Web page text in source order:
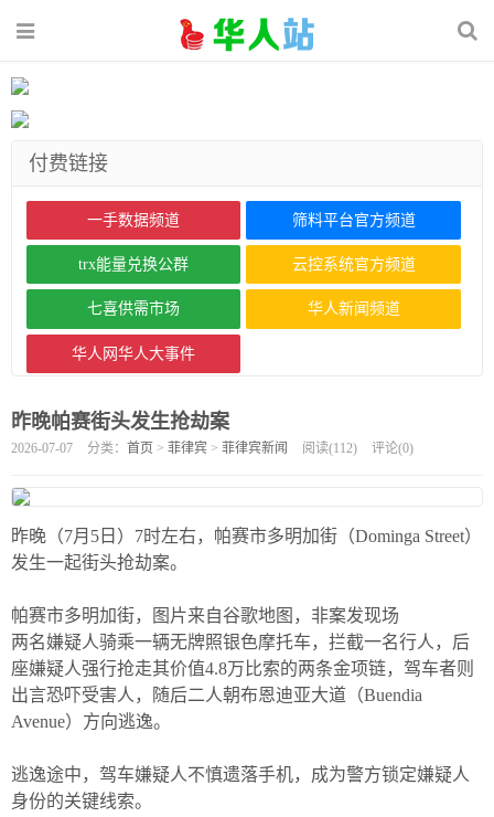
付费链接
一手数据频道 筛料平台官方频道
trx能量兑换公群 云控系统官方频道
七喜供需市场 华人新闻频道
华人网华人大事件
昨晚帕赛街头发生抢劫案
2026-07-07 分类： 首页 > 菲律宾 > 菲律宾新闻 阅读(112) 评论(0)
昨晚（7月5日）7时左右，帕赛市多明加街（Dominga Street）
发生一起街头抢劫案。
帕赛市多明加街，图片来自谷歌地图，非案发现场
两名嫌疑人骑乘一辆无牌照银色摩托车，拦截一名行人，后
座嫌疑人强行抢走其价值4.8万比索的两条金项链，驾车者则
出言恐吓受害人，随后二人朝布恩迪亚大道（Buendia
Avenue）方向逃逸。
逃逸途中，驾车嫌疑人不慎遗落手机，成为警方锁定嫌疑人
身份的关键线索。